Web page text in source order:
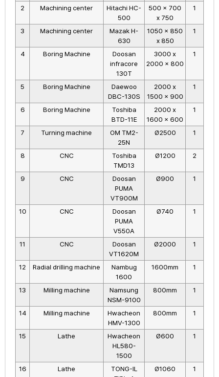
2 Machining center
Hitachi HC-
500
500 x 700
x 750
1
3 Machining center
Mazak H-
630
1050 x 850
x 850
1
4 Boring Machine
Doosan
infracore
130T
3000 x
2000 x 800
1
5 Boring Machine
Daewoo
DBC-130S
2000 x
1500 x 900
1
6 Boring Machine
Toshiba
BTD-11E
2000 x
1600 x 600
1
7 Turning machine
OM TM2-
25N
Ø2500 1
8 CNC
Toshiba
TMD13
Ø1200 2
9 CNC
Doosan
PUMA
VT900M
Ø900 1
10 CNC
Doosan
PUMA
V550A
Ø740 1
11 CNC
Doosan
VT1620M
Ø2000 1
12 Radial drilling machine
Nambug
1600
1600mm 1
13 Milling machine
Namsung
NSM-9100
800mm 1
14 Milling machine
Hwacheon
HMV-1300
800mm 1
15 Lathe
Hwacheon
HL580-
1500
Ø600 1
16 Lathe
TONG-IL
Ø1060 1